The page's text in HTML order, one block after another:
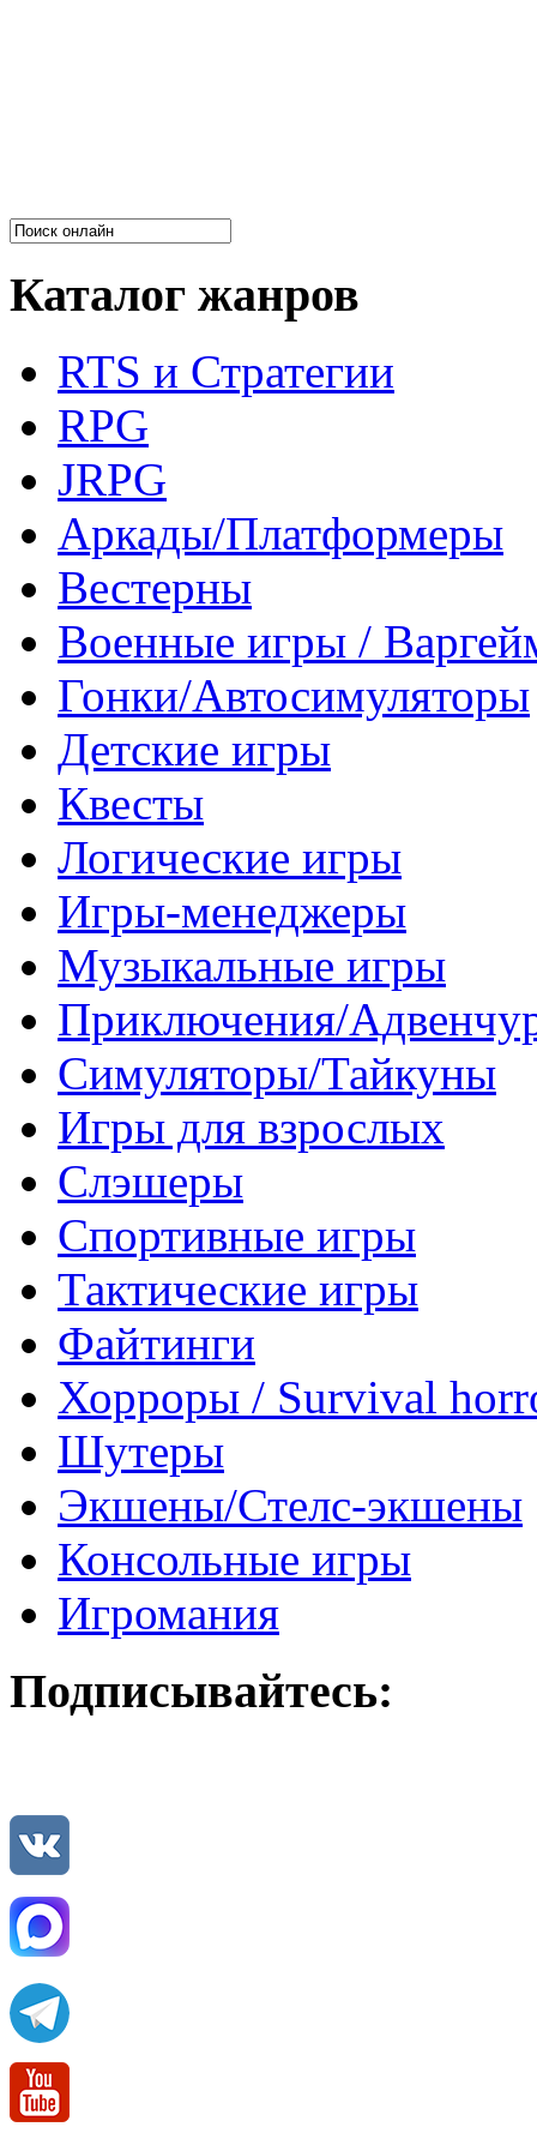
Каталог жанров
RTS и Стратегии
RPG
JRPG
Аркады/Платформеры
Вестерны
Военные игры /
Гонки/Автосимуляторы
Детские игры
Квесты
Логические игры
Игры-менеджеры
Музыкальные игры
Приключения/
Симуляторы/Тайкуны
Игры для взрослых
Слэшеры
Спортивные игры
Тактические игры
Файтинги
Хорроры / Survival
Шутеры
Экшены/Стелс-экшены
Консольные игры
Игромания
Подписывайтесь: